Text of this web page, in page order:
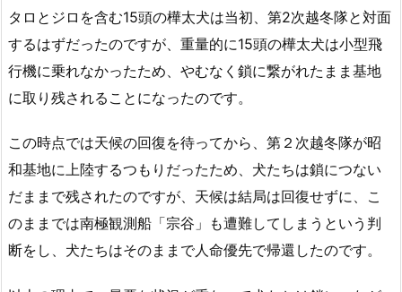
タロとジロを含む15頭の樺太犬は当初、第2次越冬隊と対面
するはずだったのですが、重量的に15頭の樺太犬は小型飛
行機に乗れなかったため、やむなく鎖に繋がれたまま基地
に取り残されることになったのです。
この時点では天候の回復を待ってから、第２次越冬隊が昭
和基地に上陸するつもりだったため、犬たちは鎖につない
だままで残されたのですが、天候は結局は回復せずに、こ
のままでは南極観測船「宗谷」も遭難してしまうという判
断をし、犬たちはそのままで人命優先で帰還したのです。